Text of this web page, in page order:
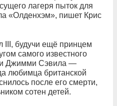
лагеря пыток для
«Олденхэм», пишет Крис
III, будучи ещё принцем
самого известного
Джимми Сэвила —
любимца британской
после его смерти,
сотен детей.